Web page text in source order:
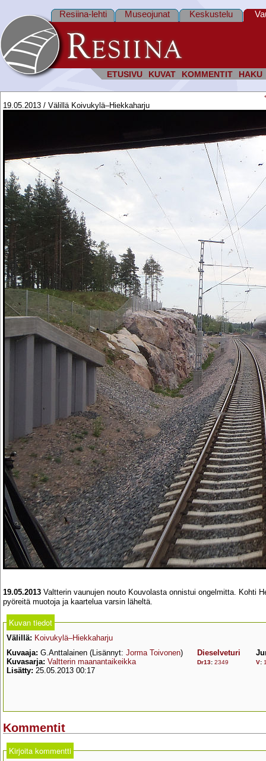
ETUSIVU KUVAT KOMMENTIT HAKU
Resiina-lehti Museojunat Keskustelu
19.05.2013 / Välillä Koivukylä–Hiekkaharju
19.05.2013 Valtterin vaunujen nouto Kouvolasta onnistui ongelmitta. Kohti
pyöreitä muotoja ja kaartelua varsin läheltä.
Kuvan tiedot
Välillä: Koivukylä–Hiekkaharju
Kuvaaja: G.Anttalainen (Lisännyt: Jorma Toivonen)
Kuvasarja: Valtterin maanantaikeikka
Lisätty: 25.05.2013 00:17
Dieselveturi
Dr13: 2349 V:
Kommentit
Kirjoita kommentti